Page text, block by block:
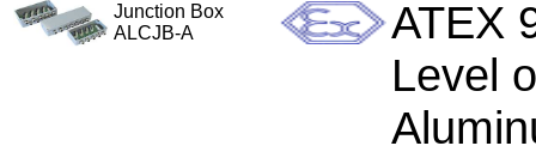
Junction Box
ALCJB-A
ATEX
Level